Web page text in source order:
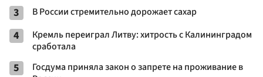
3 В России стремительно дорожает сахар
4
Кремль переиграл Литву: хитрость с Калининградом
сработала
5
Госдума приняла закон о запрете на проживание в